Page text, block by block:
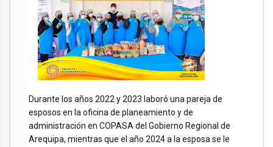
Durante los años 2022 y 2023 laboró una pareja de
esposos en la oficina de planeamiento y de
administración en COPASA del Gobierno Regional de
Arequipa, mientras que el año 2024 a la esposa se le